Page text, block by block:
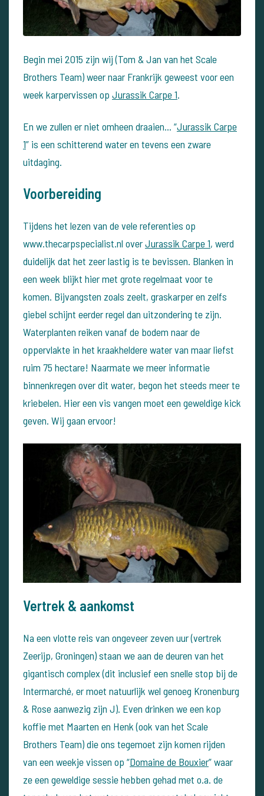
Begin mei 2015 zijn wij (Tom & Jan van het Scale
Brothers Team) weer naar Frankrijk geweest voor een
week karpervissen op Jurassik Carpe 1.
En we zullen er niet omheen draaien… “Jurassik Carpe
1” is een schitterend water en tevens een zware
uitdaging.
Voorbereiding
Tijdens het lezen van de vele referenties op
www.thecarpspecialist.nl overJurassik Carpe 1, werd
duidelijk dat het zeer lastig is te bevissen. Blanken in
een week blijkt hier met grote regelmaat voor te
komen. Bijvangsten zoals zeelt, graskarper en zelfs
giebel schijnt eerder regel dan uitzondering te zijn.
Waterplanten reiken vanaf de bodem naar de
oppervlakte in het kraakheldere water van maar liefst
ruim 75 hectare! Naarmate we meer informatie
binnenkregen over dit water, begon het steeds meer te
kriebelen. Hier een vis vangen moet een geweldige kick
geven. Wij gaan ervoor!
Vertrek & aankomst
Na een vlotte reis van ongeveer zeven uur (vertrek
Zeerijp, Groningen) staan we aan de deuren van het
gigantisch complex (dit inclusief een snelle stop bij de
Intermarché, er moet natuurlijk wel genoeg Kronenburg
& Rose aanwezig zijn J). Even drinken we een kop
koffie met Maarten en Henk (ook van het Scale
Brothers Team) die ons tegemoet zijn komen rijden
van een weekje vissen op “Domaine de Bouxier” waar
ze een geweldige sessie hebben gehad met o.a. de